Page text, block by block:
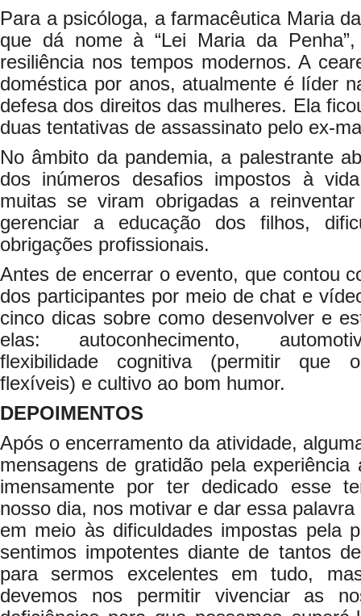
Para a psicóloga, a farmacêutica Maria
que dá nome à “Lei Maria da
resiliência nos tempos modernos. A
doméstica por anos, atualmente é líder
defesa dos direitos das mulheres. Ela
duas tentativas de assassinato pelo ex-
No âmbito da pandemia, a palestrante
dos inúmeros desafios impostos à
muitas se viram obrigadas a
gerenciar a educação dos filhos,
obrigações profissionais.
Antes de encerrar o evento, que contou
dos participantes por meio de chat e
cinco dicas sobre como desenvolver e
elas: autoconhecimento,
flexibilidade cognitiva (permitir que
flexíveis) e cultivo ao bom humor.
DEPOIMENTOS
Após o encerramento da atividade,
mensagens de gratidão pela experiência
imensamente por ter dedicado esse
nosso dia, nos motivar e dar essa
em meio às dificuldades impostas pela
sentimos impotentes diante de tantos
para sermos excelentes em tudo,
devemos nos permitir vivenciar as